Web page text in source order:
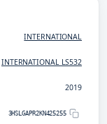
INTERNATIONAL
INTERNATIONAL LS532
2019
3HSLGAPR2KN425255